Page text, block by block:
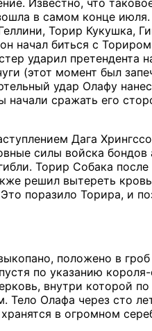
Известно, что
в самом конце
Торир Кукушка,
начал биться с
ударил претендента
(этот момент был
удар Олафу
сражать его
Дага
силы войска
Торир Собака
решил вытереть
поразило Торира, и
положено в
по указанию
внутри которой
Тело Олафа через сто
в огромном